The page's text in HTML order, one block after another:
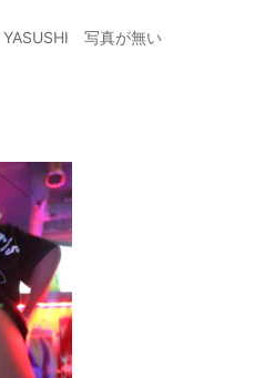
写真が無い